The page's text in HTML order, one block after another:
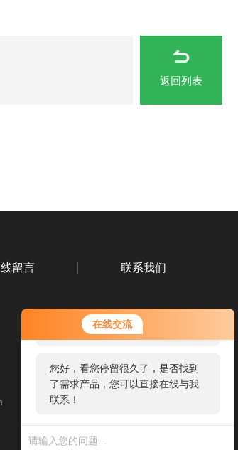
在线交流
您好！欢迎前来咨询，很高兴为您
服务，请问您要咨询什么问题呢？
您好，看您停留很久了，是否找到
了需求产品，您可以直接在线与我
联系！
返回列表
留言 联系我们